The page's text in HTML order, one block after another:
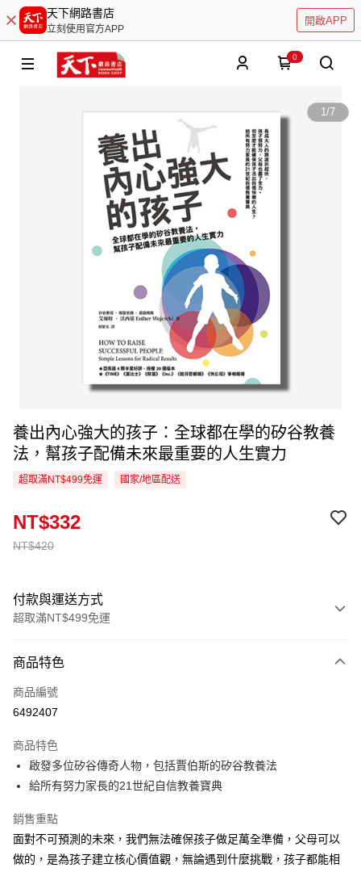
天下網路書店
立刻使用官方APP
開啟APP
0
1/7
養出內心強大的孩子：全球都在學的矽谷教養
法，幫孩子配備未來最重要的人生實力
超取滿NT$499免運 國家/地區配送
NT$420
NT$332
付款與運送方式
超取滿NT$499免運
信用卡一次付款
超商取貨付款
Apple Pay
街口支付
悠遊付
ATM付款
商品特色
商品編號
6492407
商品特色
啟發多位矽谷傳奇人物，包括賈伯斯的矽谷教養法
給所有努力家長的21世紀自信教養寶典
銷售重點
面對不可預測的未來，我們無法確保孩子做足萬全準備，父母可以
做的，是為孩子建立核心價值觀，無論遇到什麼挑戰，孩子都能相